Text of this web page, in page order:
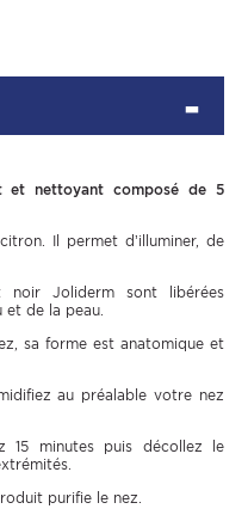
et nettoyant composé de 5
Il permet d’illuminer, de
noir Joliderm sont libérées
et de la peau.
sa forme est anatomique et
au préalable votre nez
15 minutes puis décollez le
purifie le nez.